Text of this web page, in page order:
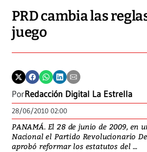
PRD cambia las
juego
PorRedacción Digital La Estrella
28/06/2010 02:00
PANAMÁ. El 28 de junio de 2009, en
Nacional el Partido Revolucionario
aprobó reformar los estatutos del ...